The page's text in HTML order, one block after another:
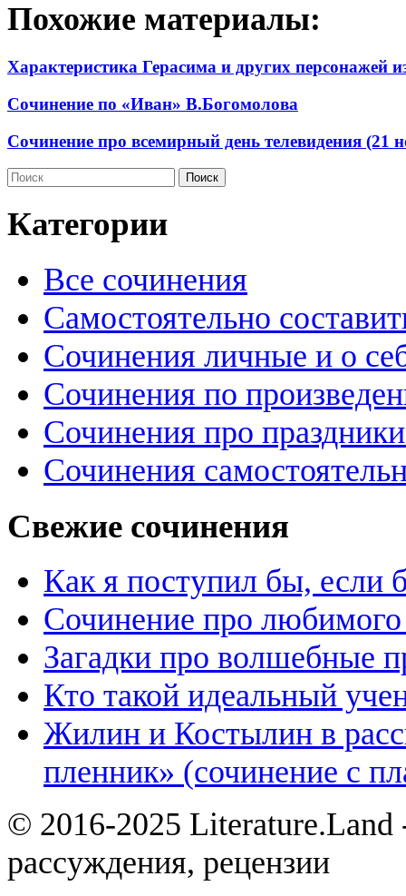
Похожие материалы:
Характеристика Герасима и других персонажей
Сочинение по «Иван» В.Богомолова
Сочинение про всемирный день телевидения (21
Категории
Все сочинения
Самостоятельно
Сочинения личные и о
Сочинения по
Сочинения про
Сочинения
Свежие сочинения
Как я поступил бы,
Сочинение про
Загадки про волшебные
Кто такой идеальный
Жилин и Костылин в
пленник» (сочинение с
© 2016-2025 Literature.Land
рассуждения, рецензии